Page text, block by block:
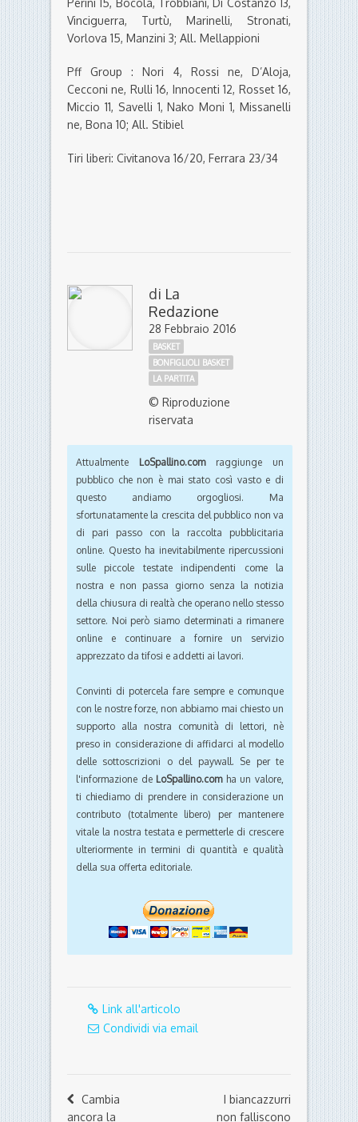
Perini 15, Bocola, Trobbiani, Di Costanzo 13,
Vinciguerra, Turtù, Marinelli, Stronati,
Vorlova 15, Manzini 3; All. Mellappioni
Pff Group : Nori 4, Rossi ne, D’Aloja,
Cecconi ne, Rulli 16, Innocenti 12, Rosset 16,
Miccio 11, Savelli 1, Nako Moni 1, Missanelli
ne, Bona 10; All. Stibiel
Tiri liberi: Civitanova 16/20, Ferrara 23/34
di La
Redazione
28 Febbraio 2016
BASKET
BONFIGLIOLI BASKET
LA PARTITA
© Riproduzione
riservata
Attualmente LoSpallino.comraggiunge un
pubblico che non è mai stato così vasto e di
questo andiamo orgogliosi. Ma
sfortunatamente la crescita del pubblico non va
di pari passo con la raccolta pubblicitaria
online. Questo ha inevitabilmente ripercussioni
sulle piccole testate indipendenti come la
nostra e non passa giorno senza la notizia
della chiusura di realtà che operano nello stesso
settore. Noi però siamo determinati a rimanere
online e continuare a fornire un servizio
apprezzato da tifosi e addetti ai lavori.
Convinti di potercela fare sempre e comunque
con le nostre forze, non abbiamo mai chiesto un
supporto alla nostra comunità di lettori, nè
preso in considerazione di affidarci al modello
delle sottoscrizioni o del paywall. Se per te
l'informazione de LoSpallino.comha un valore,
ti chiediamo di prendere in considerazione un
contributo (totalmente libero) per mantenere
vitale la nostra testata e permetterle di crescere
ulteriormente in termini di quantità e qualità
della sua offerta editoriale.
Link all'articolo
Condividi via email
Cambia
ancora la
I biancazzurri
non falliscono